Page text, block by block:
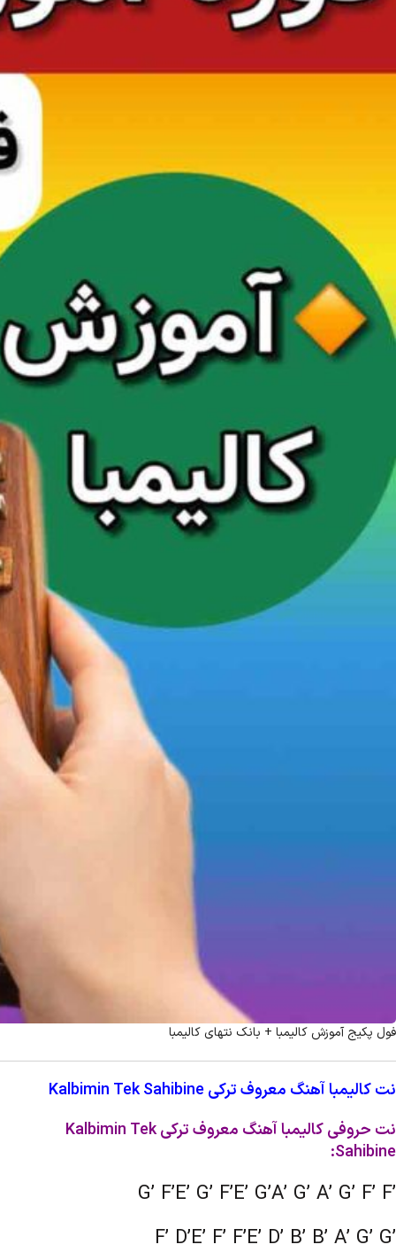
فول پکیج آموزش کالیمبا + بانک نتهای کالیمبا
نت کالیمبا آهنگ معروف ترکی Kalbimin Tek Sahibine
نت حروفی کالیمبا آهنگ معروف ترکی Kalbimin Tek
Sahibine:
G’ F’E’ G’ F’E’ G’A’ G’ A’ G’ F’ F’
F’ D’E’ F’ F’E’ D’ B’ B’ A’ G’ G’